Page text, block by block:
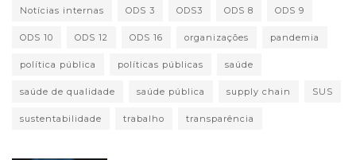
Notícias internas ODS 3 ODS3 ODS 8 ODS 9
ODS 10 ODS 12 ODS 16 organizações pandemia
política pública políticas públicas saúde
saúde de qualidade saúde pública supply chain SUS
sustentabilidade trabalho transparência